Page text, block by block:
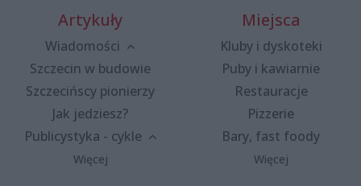
Artykuły
Wiadomości
Szczecin w budowie
Szczecińscy pionierzy
Jak jedziesz?
Publicystyka - cykle
Więcej
Miejsca
Kluby i dyskoteki
Puby i kawiarnie
Restauracje
Pizzerie
Bary, fast foody
Więcej